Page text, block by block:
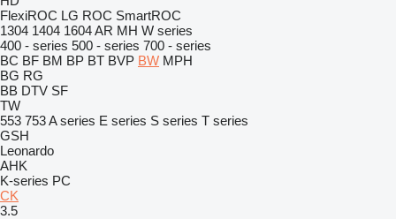
FlexiROC LG ROC SmartROC
1304 1404 1604AR MH W series
400 - series 500 - series 700 - series
BC BF BM BP BT BVP BW MPH
BG RG
BB DTV SF
TW
553 753A series E series S series T series
GSH
Leonardo
AHK
K-series PC
CK
3.5